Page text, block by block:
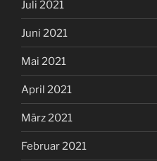
Juli 2021
Juni 2021
Mai 2021
April 2021
März 2021
Februar 2021